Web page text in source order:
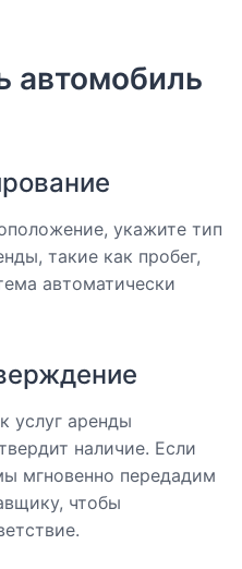
автомобиль
укажите тип
такие как пробег,
автоматически
услуг аренды
наличие. Если
мгновенно передадим
чтобы